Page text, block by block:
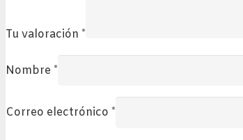
Tu valoración *
Nombre *
Correo electrónico *